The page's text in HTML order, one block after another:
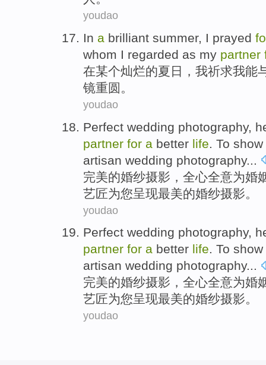
youdao
In a brilliant summer, I prayed
whom I regarded as my partner
在某个灿烂的夏日 ， 我祈求我能
镜重圆 。
youdao
Perfect wedding photography,
partner for a better life To show
artisan wedding photography...
完美的婚纱摄影 ， 全心全意为婚
艺匠为您呈现最美的婚纱摄影。
youdao
Perfect wedding photography,
partner for a better life. To show
artisan wedding photography...
完美的婚纱摄影 ， 全心全意为婚
艺匠为您呈现最美的婚纱摄影。
youdao